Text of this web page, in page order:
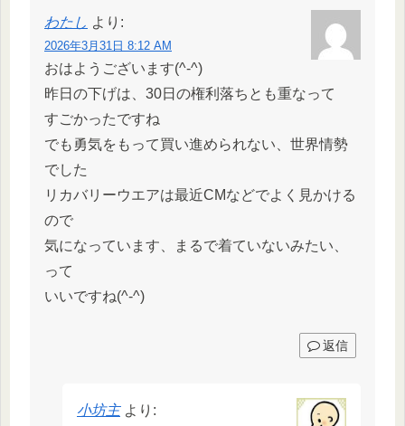
わたし より:
2026年3月31日 8:12 AM
おはようございます(^-^)
昨日の下げは、30日の権利落ちとも重なって
すごかったですね
でも勇気をもって買い進められない、世界情勢
でした
リカバリーウエアは最近CMなどでよく見かける
ので
気になっています、まるで着ていないみたい、
って
いいですね(^-^)
返信
小坊主 より: